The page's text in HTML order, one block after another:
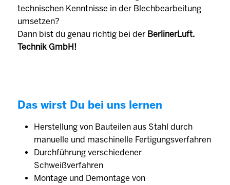
technischen Kenntnisse in der Blechbearbeitung
umsetzen?
Dann bist du genau richtig bei der BerlinerLuft.
Technik GmbH!
Das wirst Du bei uns lernen
Herstellung von Bauteilen aus Stahl durch
manuelle und maschinelle Fertigungsverfahren
Durchführung verschiedener
Schweißverfahren
Montage und Demontage von